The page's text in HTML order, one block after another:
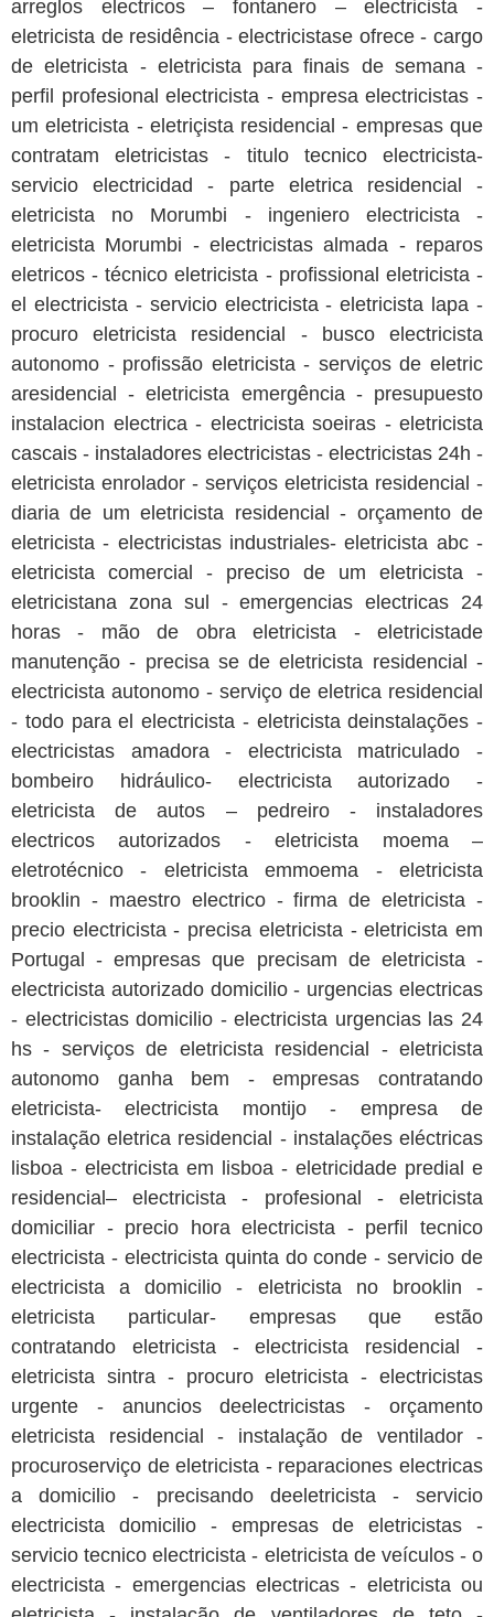
arreglos electricos – fontanero – electricista -
eletricista de residência - electricistase ofrece - cargo
de eletricista - eletricista para finais de semana -
perfil profesional electricista - empresa electricistas -
um eletricista - eletriçista residencial - empresas que
contratam eletricistas - titulo tecnico electricista-
servicio electricidad - parte eletrica residencial -
eletricista no Morumbi - ingeniero electricista -
eletricista Morumbi - electricistas almada - reparos
eletricos - técnico eletricista - profissional eletricista -
el electricista - servicio electricista - eletricista lapa -
procuro eletricista residencial - busco electricista
autonomo - profissão eletricista - serviços de eletric
aresidencial - eletricista emergência - presupuesto
instalacion electrica - electricista soeiras - eletricista
cascais - instaladores electricistas - electricistas 24h -
eletricista enrolador - serviços eletricista residencial -
diaria de um eletricista residencial - orçamento de
eletricista - electricistas industriales- eletricista abc -
eletricista comercial - preciso de um eletricista -
eletricistana zona sul - emergencias electricas 24
horas - mão de obra eletricista - eletricistade
manutenção - precisa se de eletricista residencial -
electricista autonomo - serviço de eletrica residencial
- todo para el electricista - eletricista deinstalações -
electricistas amadora - electricista matriculado -
bombeiro hidráulico- electricista autorizado -
eletricista de autos – pedreiro - instaladores
electricos autorizados - eletricista moema –
eletrotécnico - eletricista emmoema - eletricista
brooklin - maestro electrico - firma de eletricista -
precio electricista - precisa eletricista - eletricista em
Portugal - empresas que precisam de eletricista -
electricista autorizado domicilio - urgencias electricas
- electricistas domicilio - electricista urgencias las 24
hs - serviços de eletricista residencial - eletricista
autonomo ganha bem - empresas contratando
eletricista- electricista montijo - empresa de
instalação eletrica residencial - instalações eléctricas
lisboa - electricista em lisboa - eletricidade predial e
residencial– electricista - profesional - eletricista
domiciliar - precio hora electricista - perfil tecnico
electricista - electricista quinta do conde - servicio de
electricista a domicilio - eletricista no brooklin -
eletricista particular- empresas que estão
contratando eletricista - electricista residencial -
eletricista sintra - procuro eletricista - electricistas
urgente - anuncios deelectricistas - orçamento
eletricista residencial - instalação de ventilador -
procuroserviço de eletricista - reparaciones electricas
a domicilio - precisando deeletricista - servicio
electricista domicilio - empresas de eletricistas -
servicio tecnico electricista - eletricista de veículos - o
electricista - emergencias electricas - eletricista ou